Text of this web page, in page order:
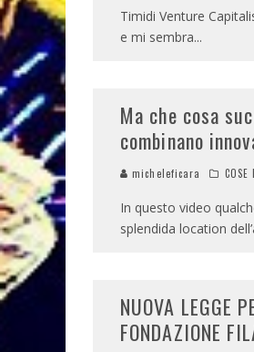
Timidi Venture
e mi sembra...
Ma che cosa
combinano
micheleficara COSE
In questo video
splendida location
NUOVA LEGGE
FONDAZIONE